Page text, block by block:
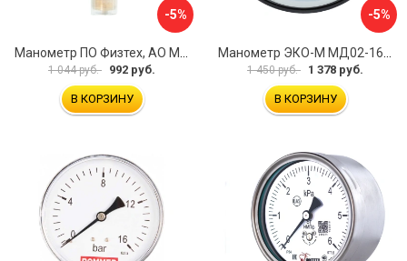
-5%
Манометр ПО Физтех, АО МП3-Уф 4687205178350
1 044 руб. 992 руб.
В КОРЗИНУ
-5%
Манометр ЭКО-М МД02-160-G-1,6МПа
1 450 руб. 1 378 руб.
В КОРЗИНУ